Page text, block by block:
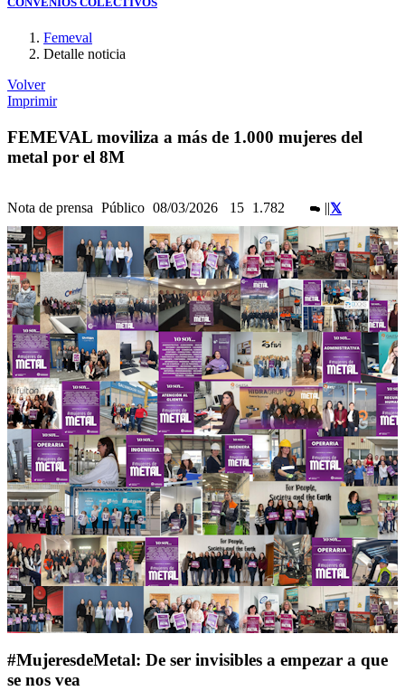
Femeval
Detalle noticia
Volver
Imprimir
FEMEVAL moviliza a más de 1.000 mujeres del
metal por el 8M
Nota de prensa Público 08/03/2026 15 1.782 ||
#MujeresdeMetal: De ser invisibles a empezar a que
se nos vea